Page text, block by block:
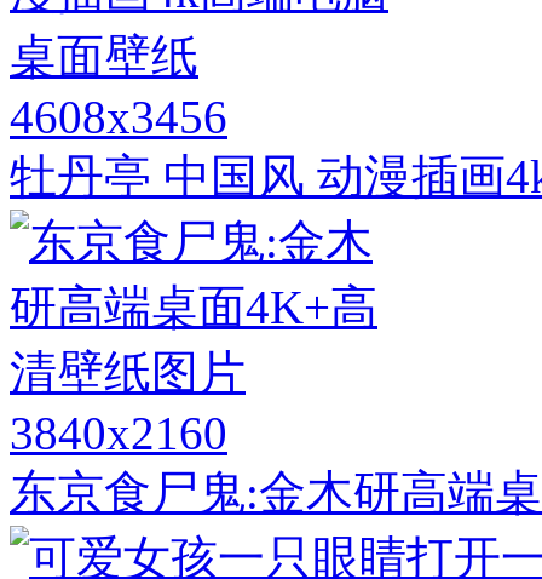
4608x3456
牡丹亭 中国风 动漫插画
3840x2160
东京食尸鬼:金木研高端